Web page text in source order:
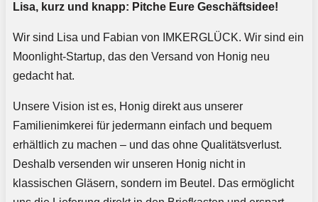
Lisa, kurz und knapp: Pitche Eure Geschäftsidee!
Wir sind Lisa und Fabian von IMKERGLÜCK. Wir sind ein
Moonlight-Startup, das den Versand von Honig neu
gedacht hat.
Unsere Vision ist es, Honig direkt aus unserer
Familienimkerei für jedermann einfach und bequem
erhältlich zu machen – und das ohne Qualitätsverlust.
Deshalb versenden wir unseren Honig nicht in
klassischen Gläsern, sondern im Beutel. Das ermöglicht